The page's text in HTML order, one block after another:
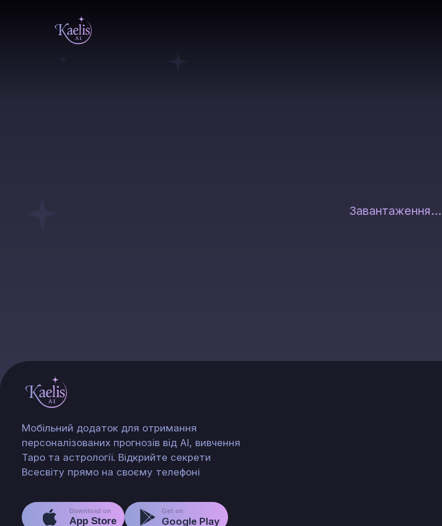
Завантаження...
Мобільний додаток для отримання
персоналізованих прогнозів від AI, вивчення
Таро та астрології. Відкрийте секрети
Всесвіту прямо на своєму телефоні
Download on
App Store
Get on
Google Play